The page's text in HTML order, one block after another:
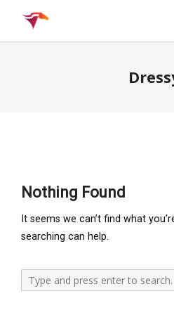
Nothing Found
It seems we can’t find what
searching can help.